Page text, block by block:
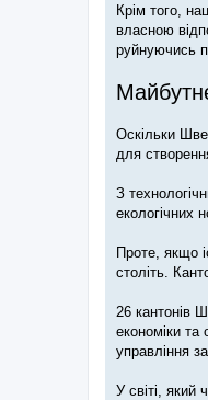
Крім того,
власною
руйнуючись
Оскільки
для
З
екологічних
Проте, якщо
століть.
26 кантонів
економіки та
управління
У світі,